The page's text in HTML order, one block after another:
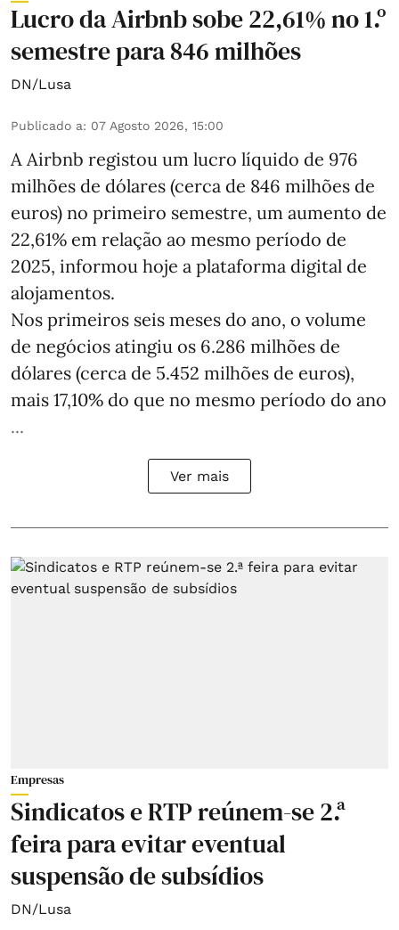
Lucro da Airbnb sobe 22,61% no 1.º
semestre para 846 milhões
DN/Lusa
Publicado a: 07 Agosto 2026, 15:00
A Airbnb registou um lucro líquido de 976
milhões de dólares (cerca de 846 milhões de
euros) no primeiro semestre, um aumento de
22,61% em relação ao mesmo período de
2025, informou hoje a plataforma digital de
alojamentos.
Nos primeiros seis meses do ano, o volume
de negócios atingiu os 6.286 milhões de
dólares (cerca de 5.452 milhões de euros),
mais 17,10% do que no mesmo período do ano
...
Ver mais
Empresas
Sindicatos e RTP reúnem-se 2.ª
feira para evitar eventual
suspensão de subsídios
DN/Lusa